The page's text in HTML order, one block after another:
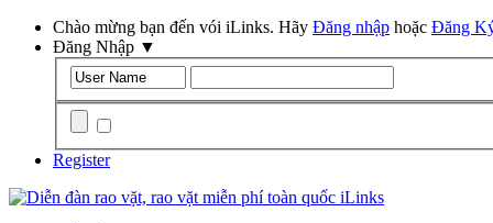
Chào mừng bạn đến vói iLinks. Hãy Đăng nhập hoặc Đăng
Đăng Nhập ▼
Register